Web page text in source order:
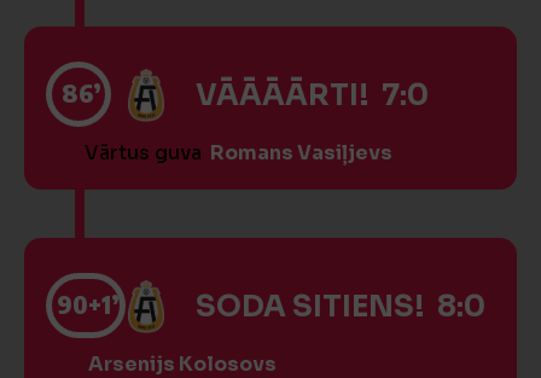
86’ VĀĀĀĀRTI! 7:0
Vārtus guva Romans Vasiļjevs
90+1’ SODA SITIENS! 8:0
Arsenijs Kolosovs